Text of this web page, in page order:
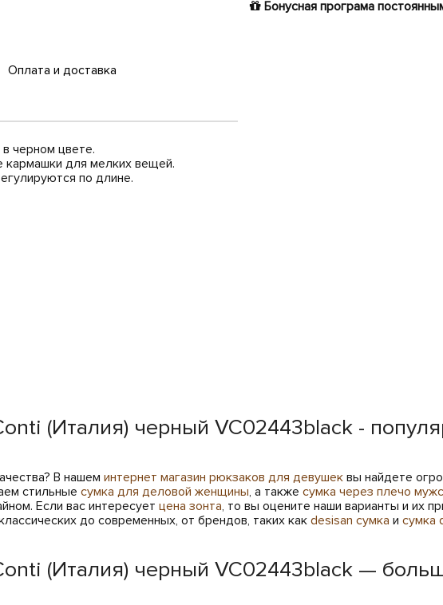
Бонусная програма
Оплата и доставка
черном цвете.
кармашки для мелких вещей.
по длине.
(Италия) черный VC02443black -
В нашем интернет магазин рюкзаков для девушек вы найдете
стильные сумка для деловой женщины, а также сумка через плечо
Если вас интересует цена зонта, то вы оцените наши варианты и их
до современных, от брендов, таких как desisan сумка и сумка
(Италия) черный VC02443black —